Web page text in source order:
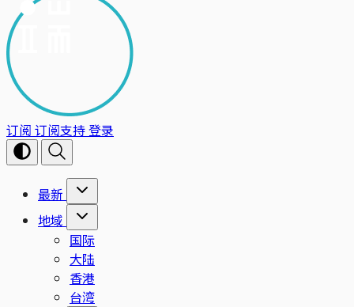
订阅 订阅支持登录
最新
地域
国际
大陆
香港
台湾